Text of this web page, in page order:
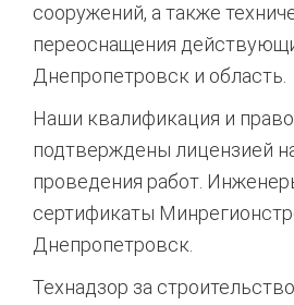
сооружений, а также
переоснащения
Днепропетровск и область.
Наши квалификация и
подтверждены лицензией
проведения работ.
сертификаты
Днепропетровск.
Технадзор за